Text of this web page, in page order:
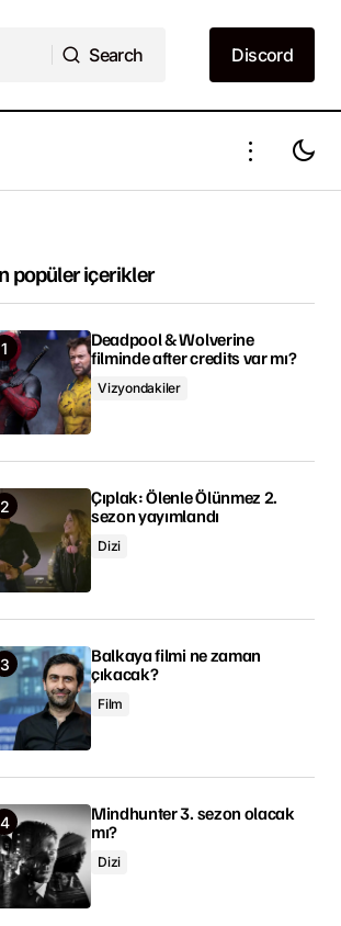
Search
Discord
Discord
popüler içerikler
Deadpool & Wolverine
filminde after credits var mı?
Vizyondakiler
Çıplak: Ölenle Ölünmez 2.
sezon yayımlandı
Dizi
Balkaya filmi ne zaman
çıkacak?
Film
Mindhunter 3. sezon olacak
mı?
Dizi